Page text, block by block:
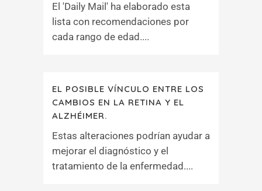
El 'Daily Mail' ha elaborado esta
lista con recomendaciones por
cada rango de edad....
EL POSIBLE VÍNCULO ENTRE LOS
CAMBIOS EN LA RETINA Y EL
ALZHÉIMER.
Estas alteraciones podrían ayudar a
mejorar el diagnóstico y el
tratamiento de la enfermedad....